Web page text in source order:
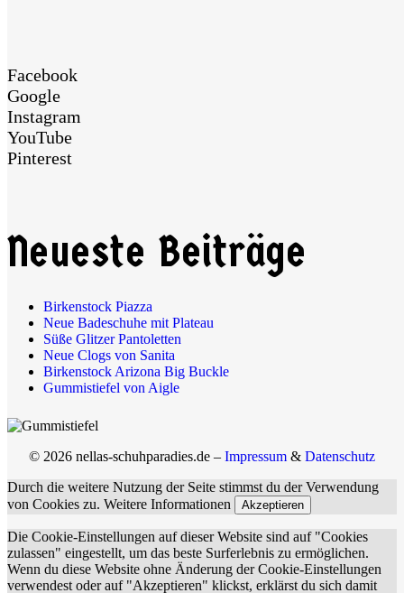
Facebook
Google
Instagram
YouTube
Pinterest
Neueste Beiträge
Birkenstock Piazza
Neue Badeschuhe mit Plateau
Süße Glitzer Pantoletten
Neue Clogs von Sanita
Birkenstock Arizona Big Buckle
Gummistiefel von Aigle
© 2026 nellas-schuhparadies.de – Impressum & Datenschutz
Durch die weitere Nutzung der Seite stimmst du der Verwendung
von Cookies zu. Weitere Informationen Akzeptieren
Die Cookie-Einstellungen auf dieser Website sind auf "Cookies
zulassen" eingestellt, um das beste Surferlebnis zu ermöglichen.
Wenn du diese Website ohne Änderung der Cookie-Einstellungen
verwendest oder auf "Akzeptieren" klickst, erklärst du sich damit